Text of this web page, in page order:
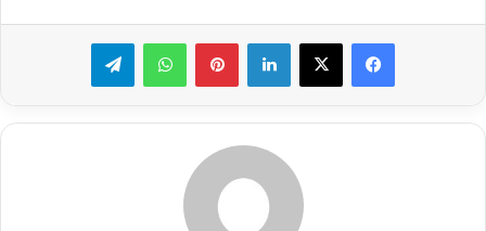
لينكدإن بينتيريستواتساب تيلقرام